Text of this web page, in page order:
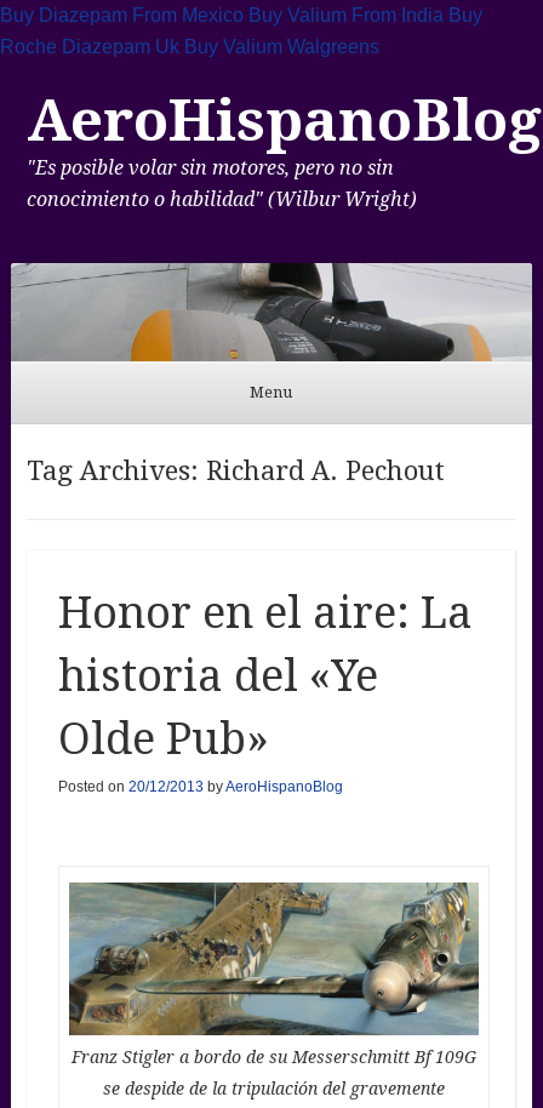
Buy Diazepam From Mexico Buy Valium From India Buy
Roche Diazepam Uk Buy Valium Walgreens
AeroHispanoBlog
"Es posible volar sin motores, pero no sin
conocimiento o habilidad" (Wilbur Wright)
Menu
Tag Archives: Richard A. Pechout
Honor en el aire: La
historia del «Ye
Olde Pub»
Posted on 20/12/2013 byAeroHispanoBlog
Franz Stigler a bordo de su Messerschmitt Bf 109G
se despide de la tripulación del gravemente